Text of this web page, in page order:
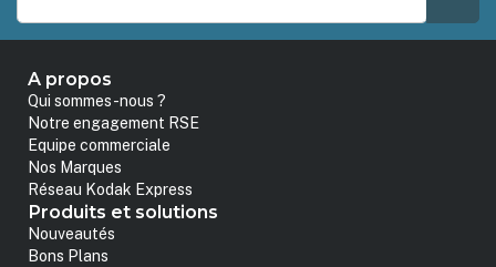
A propos
Qui sommes-nous ?
Notre engagement RSE
Equipe commerciale
Nos Marques
Réseau Kodak Express
Produits et solutions
Nouveautés
Bons Plans